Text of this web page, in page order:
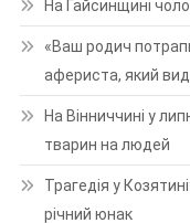
На Гайсинщині
«Ваш родич
афериста, який
На Вінниччині у
тварин на людей
Трагедія у
річний юнак